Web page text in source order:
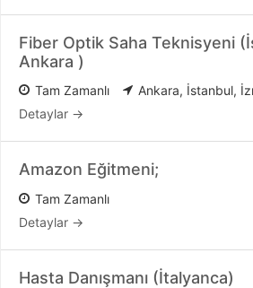
Fiber Optik Saha Teknisyeni
Ankara )
Tam Zamanlı Ankara İstanbul
Detaylar
Amazon Eğitmeni;
Tam Zamanlı
Detaylar
Hasta Danışmanı (İtalyanca)